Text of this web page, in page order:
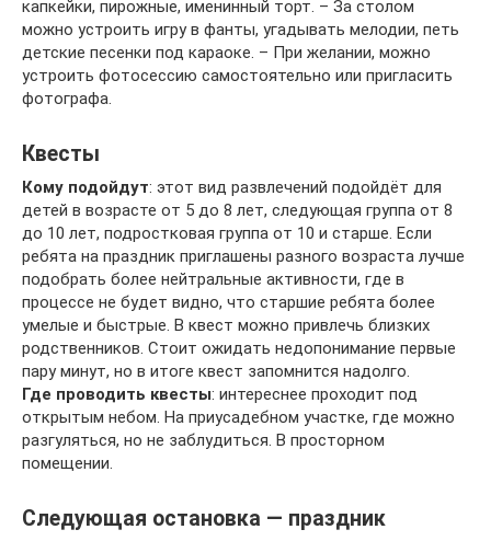
капкейки, пирожные, именинный торт. – За столом
можно устроить игру в фанты, угадывать мелодии, петь
детские песенки под караоке. – При желании, можно
устроить фотосессию самостоятельно или пригласить
фотографа.
Квесты
Кому подойдут: этот вид развлечений подойдёт для
детей в возрасте от 5 до 8 лет, следующая группа от 8
до 10 лет, подростковая группа от 10 и старше. Если
ребята на праздник приглашены разного возраста лучше
подобрать более нейтральные активности, где в
процессе не будет видно, что старшие ребята более
умелые и быстрые. В квест можно привлечь близких
родственников. Стоит ожидать недопонимание первые
пару минут, но в итоге квест запомнится надолго.
Где проводить квесты: интереснее проходит под
открытым небом. На приусадебном участке, где можно
разгуляться, но не заблудиться. В просторном
помещении.
Следующая остановка — праздник